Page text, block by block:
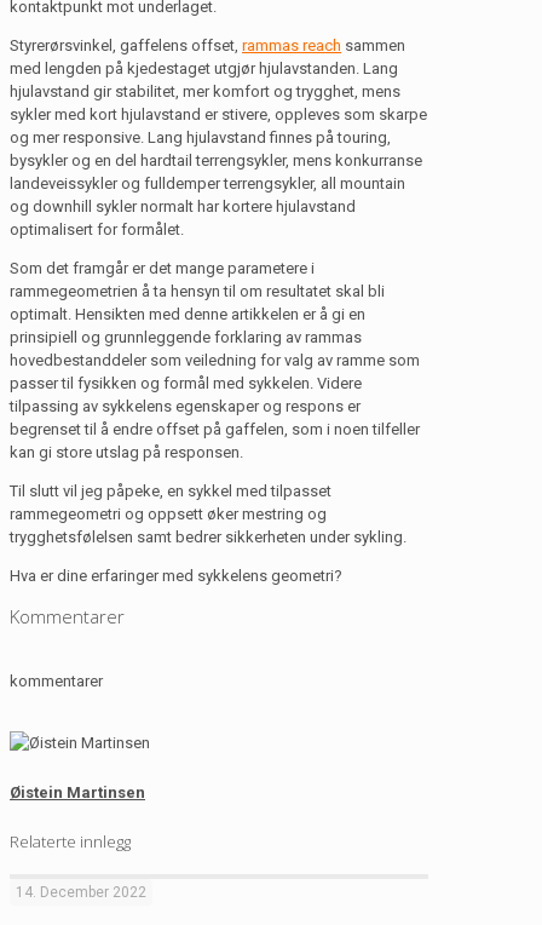
kontaktpunkt mot underlaget.
Styrerørsvinkel, gaffelens offset, rammas reach sammen
med lengden på kjedestaget utgjør hjulavstanden. Lang
hjulavstand gir stabilitet, mer komfort og trygghet, mens
sykler med kort hjulavstand er stivere, oppleves som skarpe
og mer responsive. Lang hjulavstand finnes på touring,
bysykler og en del hardtail terrengsykler, mens konkurranse
landeveissykler og fulldemper terrengsykler, all mountain
og downhill sykler normalt har kortere hjulavstand
optimalisert for formålet.
Som det framgår er det mange parametere i
rammegeometrien å ta hensyn til om resultatet skal bli
optimalt. Hensikten med denne artikkelen er å gi en
prinsipiell og grunnleggende forklaring av rammas
hovedbestanddeler som veiledning for valg av ramme som
passer til fysikken og formål med sykkelen. Videre
tilpassing av sykkelens egenskaper og respons er
begrenset til å endre offset på gaffelen, som i noen tilfeller
kan gi store utslag på responsen.
Til slutt vil jeg påpeke, en sykkel med tilpasset
rammegeometri og oppsett øker mestring og
trygghetsfølelsen samt bedrer sikkerheten under sykling.
Hva er dine erfaringer med sykkelens geometri?
Kommentarer
kommentarer
Øistein Martinsen
Relaterte innlegg
14. December 2022